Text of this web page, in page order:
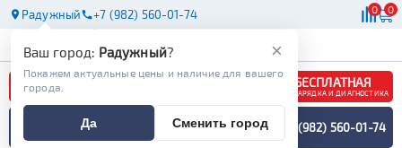
Радужный +7 (982) 560-01-74 0 0
АКБ МАСЛА
БЕСПЛАТНАЯ
ЗАРЯДКА И ДИАГНОСТИКА
ПОДБОР АККУМУЛЯТОРА
СПЕЦИАЛИСТОМ +7 (982) 560-01-74
×
Ваш город: Радужный?
Покажем актуальные цены и наличие для вашего
города.
Да Сменить город